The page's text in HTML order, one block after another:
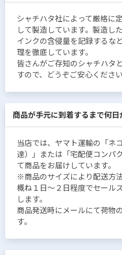
シャチハタ社によって厳格に
して製造しています。製造し
インクの含侵量を記録するな
理を徹底しています。
皆さんがご存知のシャチハタ
すので、どうぞご安心ください
商品が手元に到着するまで何日
当店では、ヤマト運輸の「ネ
達）」または「宅配便コンパ
て商品をお届けしています。
※商品のサイズにより配送方
概ね１日〜２日程度でセール
します。
商品発送時にメールにて荷物
す。